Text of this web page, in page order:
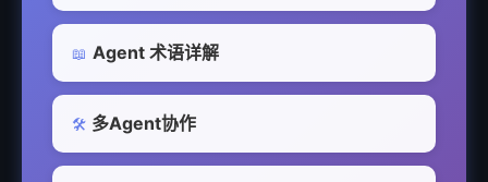
📖 Agent 术语详解
🛠️ 多Agent协作